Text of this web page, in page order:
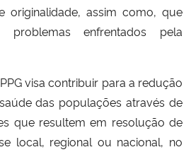
originalidade, assim como, que
enfrentados pela
visa contribuir para a redução
das populações através de
que resultem em resolução de
local, regional ou nacional, no